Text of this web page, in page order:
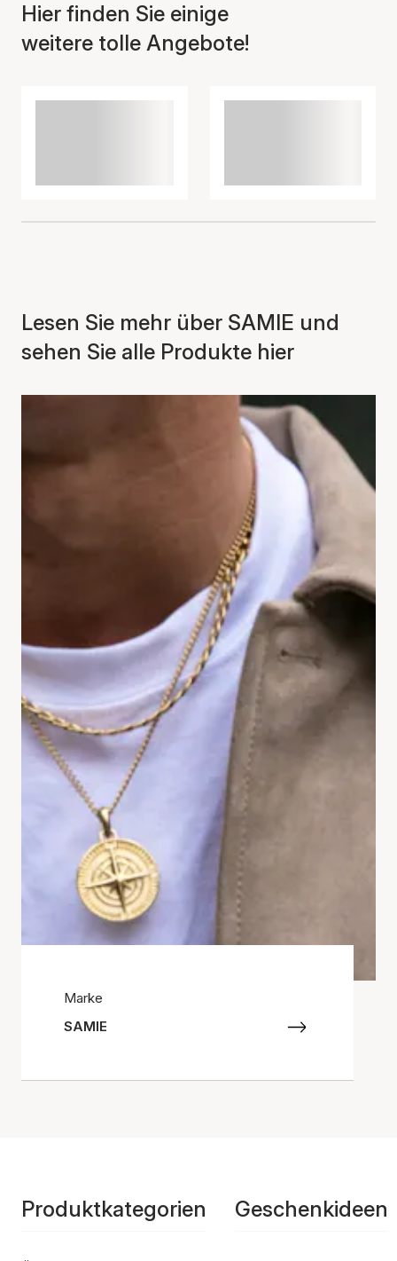
Der Artikel wurde in den
Warenkorb gelegt
Hier finden Sie einige
weitere tolle Angebote!
Lesen Sie mehr über SAMIE und
sehen Sie alle Produkte hier
Marke
SAMIE
Produktkategorien Geschenkideen